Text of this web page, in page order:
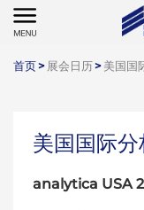
首页> 展会日历>美国国
美国国际
analytica USA